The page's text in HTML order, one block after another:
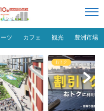
ツ カフェ 観光 豊洲市場
グルメ